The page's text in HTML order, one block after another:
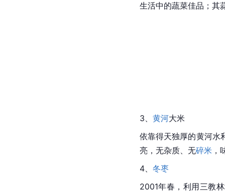
生活中的蔬菜佳品；其
3、 黄河大米
依靠得天独厚的黄河水
亮，无杂质、无碎米
4、 冬枣
2001年春，利用三教